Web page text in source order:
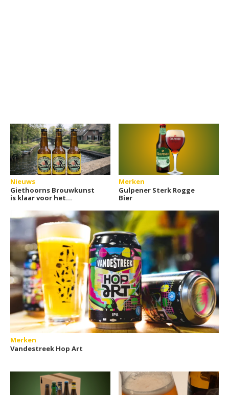
Nieuws
Giethoorns Brouwkunst
is klaar voor het
Merken
Gulpener Sterk Rogge
Bier
Merken
Vandestreek Hop Art